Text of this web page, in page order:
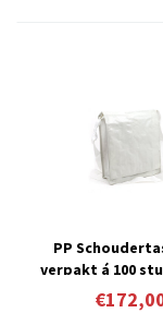
PP
verpakt á 100
per stuk